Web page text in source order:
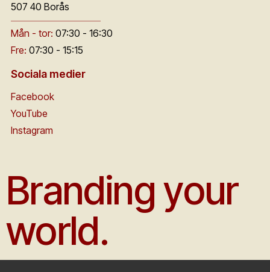
507 40 Borås
Mån - tor: 07:30 - 16:30
Fre: 07:30 - 15:15
Sociala medier
Facebook
YouTube
Instagram
Branding your
world.